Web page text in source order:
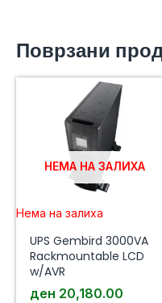
Поврзани
НЕМА НА ЗАЛИХА
Нема на залиха
UPS Gembird 3000VA
Rackmountable LCD
w/AVR
ден 20,180.00